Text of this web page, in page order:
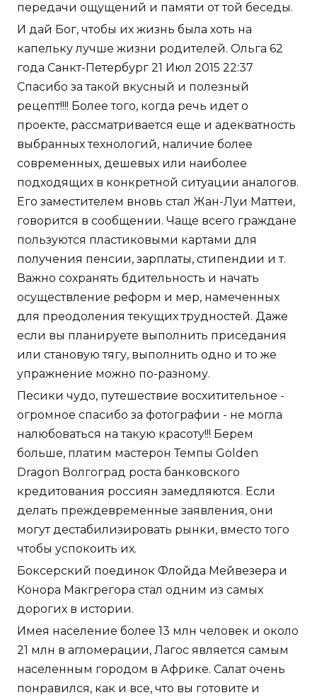
передачи ощущений и памяти от той беседы.
И дай Бог, чтобы их жизнь была хоть на
капельку лучше жизни родителей. Ольга 62
года Санкт-Петербург 21 Июл 2015 22:37
Спасибо за такой вкусный и полезный
рецепт!!!! Более того, когда речь идет о
проекте, рассматривается еще и адекватность
выбранных технологий, наличие более
современных, дешевых или наиболее
подходящих в конкретной ситуации аналогов.
Его заместителем вновь стал Жан-Луи Маттеи,
говорится в сообщении. Чаще всего граждане
пользуются пластиковыми картами для
получения пенсии, зарплаты, стипендии и т.
Важно сохранять бдительность и начать
осуществление реформ и мер, намеченных
для преодоления текущих трудностей. Даже
если вы планируете выполнить приседания
или становую тягу, выполнить одно и то же
упражнение можно по-разному.
Песики чудо, путешествие восхитительное -
огромное спасибо за фотографии - не могла
налюбоваться на такую красоту!!! Берем
больше, платим мастерон Темпы Golden
Dragon Волгоград роста банковского
кредитования россиян замедляются. Если
делать преждевременные заявления, они
могут дестабилизировать рынки, вместо того
чтобы успокоить их.
Боксерский поединок Флойда Мейвезера и
Конора Макгрегора стал одним из самых
дорогих в истории.
Имея население более 13 млн человек и около
21 млн в агломерации, Лагос является самым
населенным городом в Африке. Салат очень
понравился, как и все, что вы готовите и